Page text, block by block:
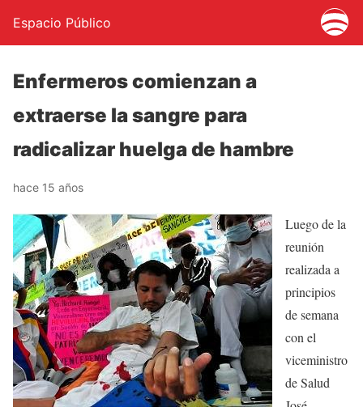
Espacio Público
Enfermeros comienzan a
extraerse la sangre para
radicalizar huelga de hambre
hace 15 años
Luego de la
reunión
realizada a
principios
de semana
con el
viceministro
de Salud